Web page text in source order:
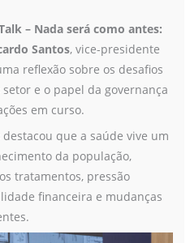
– Nada será como antes:
Santos, vice-presidente
reflexão sobre os desafios
e o papel da governança
em curso.
que a saúde vive um
da população,
tratamentos, pressão
financeira e mudanças